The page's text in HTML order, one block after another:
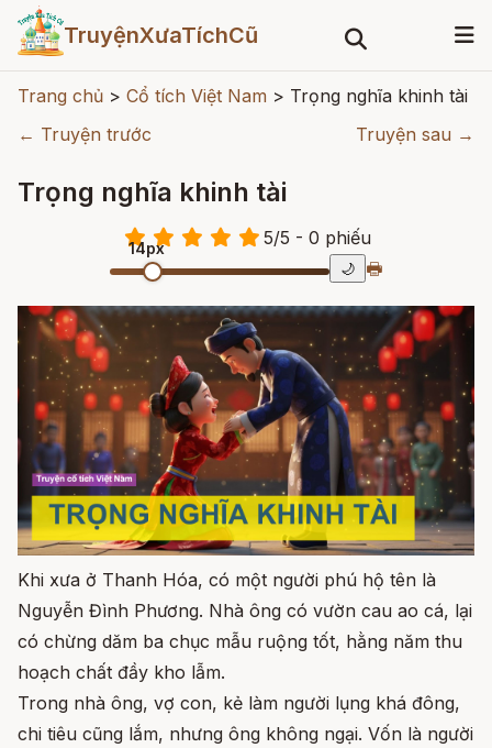
TruyệnXưaTíchCũ
Trang chủ > Cổ tích Việt Nam > Trọng nghĩa khinh tài
← Truyện trước
Truyện sau →
Trọng nghĩa khinh tài
5/5 - 0 phiếu
14px
🌙 🖶
Khi xưa ở Thanh Hóa, có một người phú hộ tên là
Nguyễn Đình Phương. Nhà ông có vườn cau ao cá, lại
có chừng dăm ba chục mẫu ruộng tốt, hằng năm thu
hoạch chất đầy kho lẫm.
Trong nhà ông, vợ con, kẻ làm người lụng khá đông,
chi tiêu cũng lắm, nhưng ông không ngại. Vốn là người